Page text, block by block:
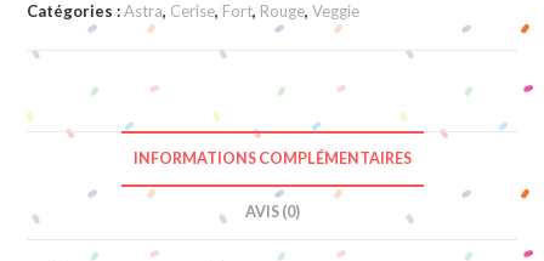
Catégories :Astra, Cerise, Fort, Rouge,Veggie
INFORMATIONS COMPLÉMENTAIRES
AVIS (0)